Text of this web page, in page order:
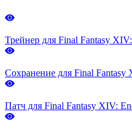
Трейнер для Final Fantasy
Сохранение для Final
Патч для Final Fantasy XIV: